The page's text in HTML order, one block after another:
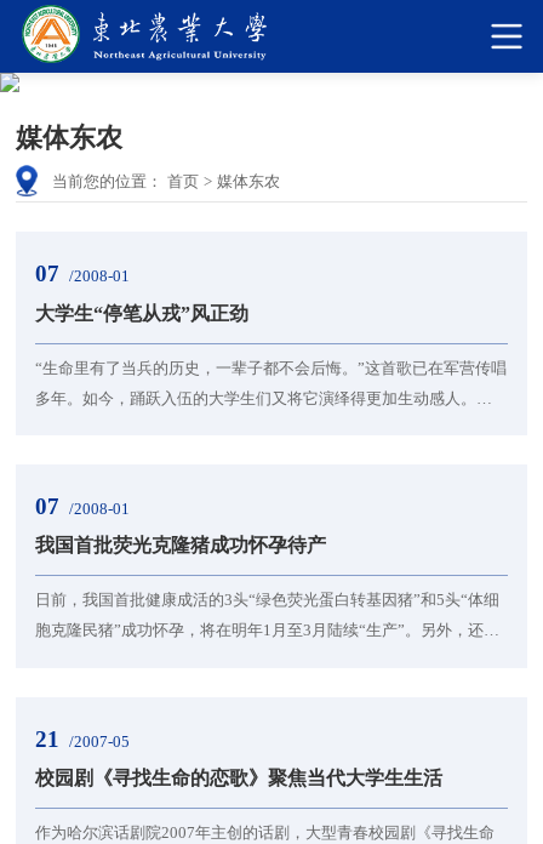
媒体东农
当前您的位置： 首页 > 媒体东农
07 /2008-01
大学生“停笔从戎”风正劲
“生命里有了当兵的历史，一辈子都不会后悔。”这首歌已在军营传唱
多年。如今，踊跃入伍的大学生们又将它演绎得更加生动感人。大
07 /2008-01
我国首批荧光克隆猪成功怀孕待产
日前，我国首批健康成活的3头“绿色荧光蛋白转基因猪”和5头“体细
胞克隆民猪”成功怀孕，将在明年1月至3月陆续“生产”。另外，还有
21 /2007-05
校园剧《寻找生命的恋歌》聚焦当代大学生生活
作为哈尔滨话剧院2007年主创的话剧，大型青春校园剧《寻找生命